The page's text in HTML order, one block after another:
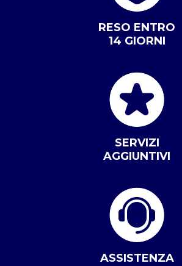
RESO ENTRO
14 GIORNI
SERVIZI
AGGIUNTIVI
ASSISTENZA